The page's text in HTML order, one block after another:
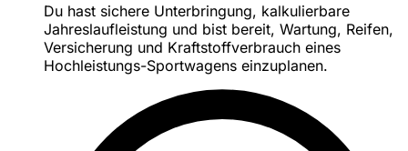
Du hast sichere Unterbringung, kalkulierbare
Jahreslaufleistung und bist bereit, Wartung, Reifen,
Versicherung und Kraftstoffverbrauch eines
Hochleistungs-Sportwagens einzuplanen.